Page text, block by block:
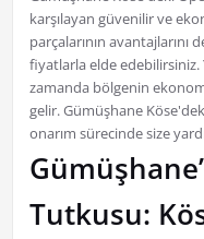
karşılayan güvenilir ve
parçalarının
fiyatlarla elde edebilirsiniz.
zamanda bölgenin
gelir. Gümüşhane Köse'deki
onarım sürecinde size
Tutkusu: